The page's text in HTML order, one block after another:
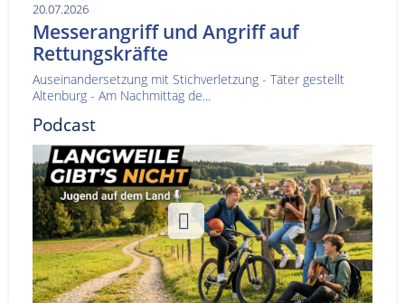
20.07.2026
Messerangriff und Angriff auf
Rettungskräfte
Auseinandersetzung mit Stichverletzung - Täter gestellt
Altenburg - Am Nachmittag de...
Podcast